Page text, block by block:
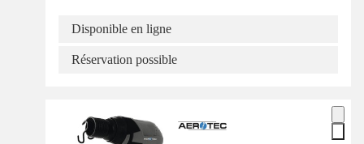
Disponible en ligne
Réservation possible